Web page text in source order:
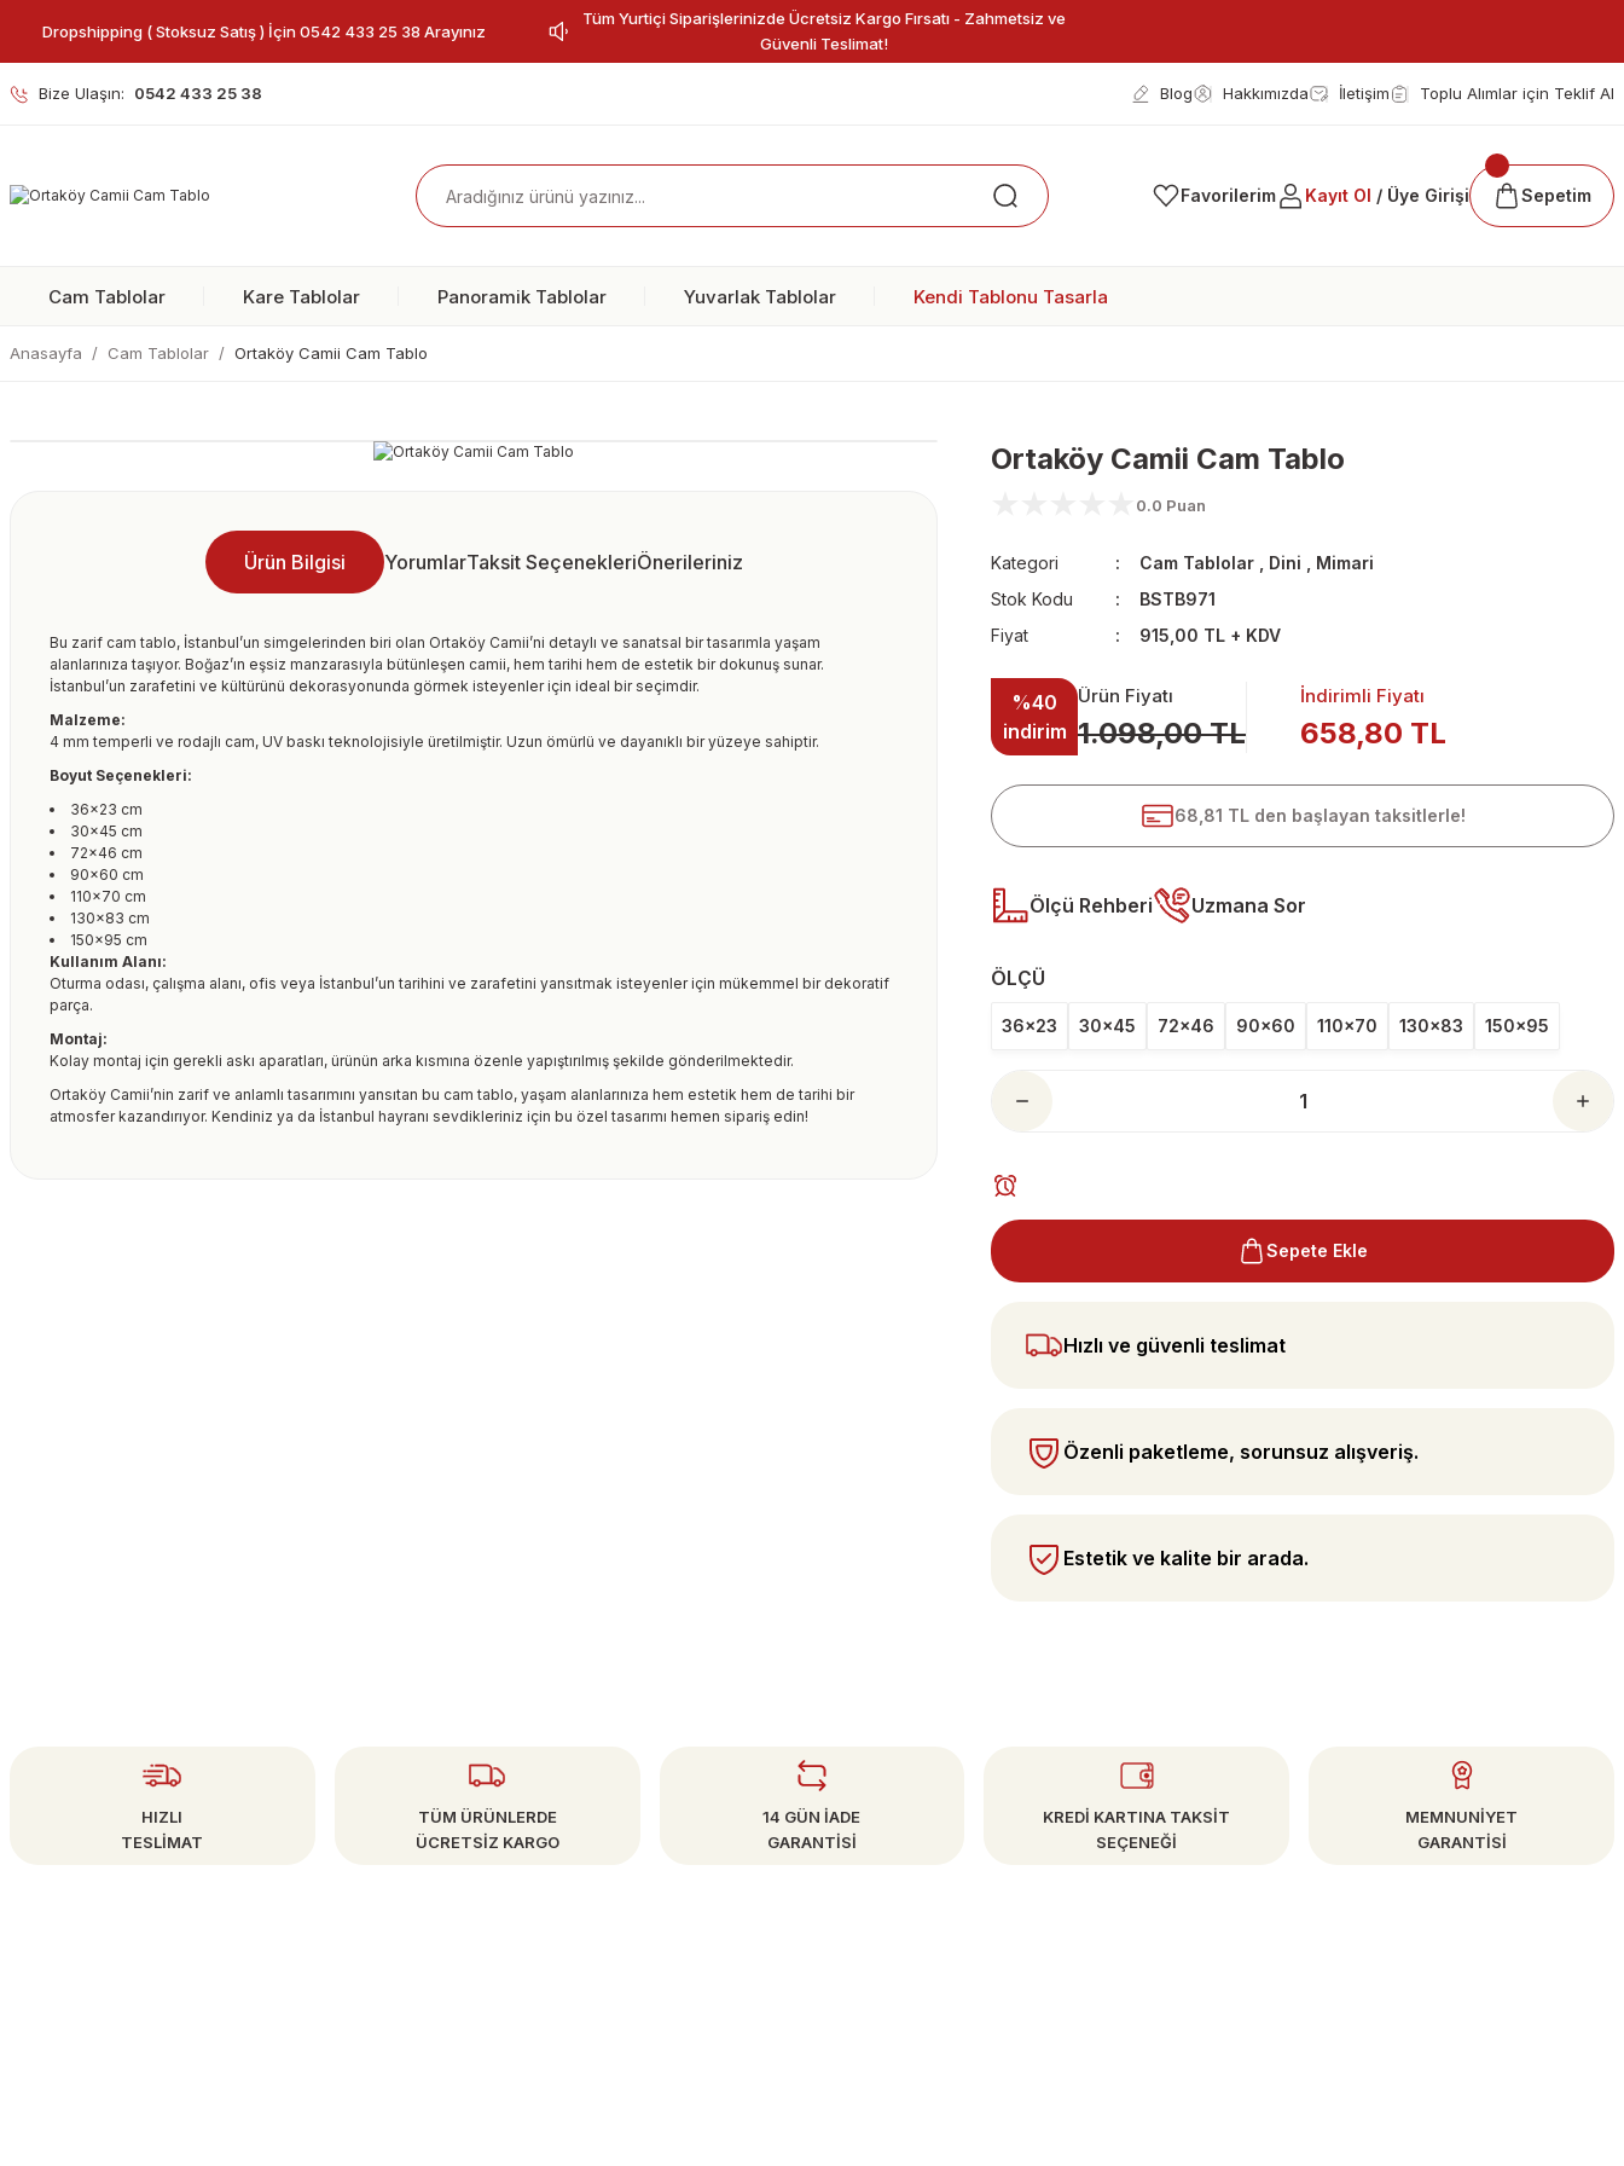
Dropshipping ( Stoksuz Satış ) İçin 0542 433 25 38 Arayınız
Tüm Yurtiçi Siparişlerinizde Ücretsiz Kargo Fırsatı - Zahmetsiz ve
Güvenli Teslimat!
Bize Ulaşın: 0542 433 25 38 Blog Hakkımızda İletişim Toplu Alımlar için Teklif Al
Favorilerim Kayıt Ol / Üye Girişi Sepetim
Cam Tablolar Kare Tablolar Panoramik Tablolar Yuvarlak Tablolar Kendi Tablonu Tasarla
Anasayfa Cam Tablolar Ortaköy Camii Cam Tablo
Ürün Bilgisi YorumlarTaksit SeçenekleriÖnerileriniz
Bu zarif cam tablo, İstanbul’un simgelerinden biri olan Ortaköy Camii’ni detaylı ve sanatsal bir tasarımla yaşam
alanlarınıza taşıyor. Boğaz’ın eşsiz manzarasıyla bütünleşen camii, hem tarihi hem de estetik bir dokunuş sunar.
İstanbul’un zarafetini ve kültürünü dekorasyonunda görmek isteyenler için ideal bir seçimdir.
Malzeme:
4 mm temperli ve rodajlı cam, UV baskı teknolojisiyle üretilmiştir. Uzun ömürlü ve dayanıklı bir yüzeye sahiptir.
Boyut Seçenekleri:
36×23 cm
30×45 cm
72×46 cm
90×60 cm
110×70 cm
130×83 cm
150×95 cm
Kullanım Alanı:
Oturma odası, çalışma alanı, ofis veya İstanbul’un tarihini ve zarafetini yansıtmak isteyenler için mükemmel bir dekoratif
parça.
Montaj:
Kolay montaj için gerekli askı aparatları, ürünün arka kısmına özenle yapıştırılmış şekilde gönderilmektedir.
Ortaköy Camii’nin zarif ve anlamlı tasarımını yansıtan bu cam tablo, yaşam alanlarınıza hem estetik hem de tarihi bir
atmosfer kazandırıyor. Kendiniz ya da İstanbul hayranı sevdikleriniz için bu özel tasarımı hemen sipariş edin!
Ortaköy Camii Cam Tablo
0.0 Puan
Kategori Cam Tablolar Dini
Mimari
Stok Kodu
BSTB971
Fiyat
915,00 TL + KDV
%40
indirim
Ürün Fiyatı
1.098,00 TL
İndirimli Fiyatı
658,80 TL
68,81 TL den başlayan taksitlerle!
Ölçü Rehberi Uzmana Sor
ÖLÇÜ
36x23 30x45 72x46 90x60 110x70 130x83 150x95
Sepete Ekle
Hızlı ve güvenli teslimat
Özenli paketleme, sorunsuz alışveriş.
Estetik ve kalite bir arada.
HIZLI
TESLİMAT
TÜM ÜRÜNLERDE
ÜCRETSİZ KARGO
14 GÜN İADE
GARANTİSİ
KREDİ KARTINA TAKSİT
SEÇENEĞİ
MEMNUNİYET
GARANTİSİ